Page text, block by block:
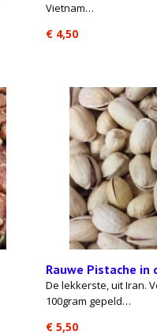
Vietnam…
€ 4,50
Rauwe Pistache in
De lekkerste, uit Iran.
100gram gepeld…
€ 5,50